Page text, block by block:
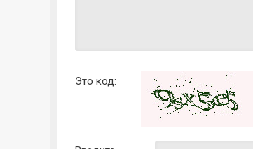
Это код: